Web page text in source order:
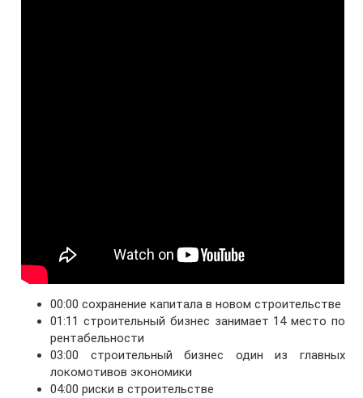
00:00 сохранение капитала в новом строительстве
01:11 строительный бизнес занимает 14 место по
рентабельности
03:00 строительный бизнес один из главных
локомотивов экономики
04:00 риски в строительстве